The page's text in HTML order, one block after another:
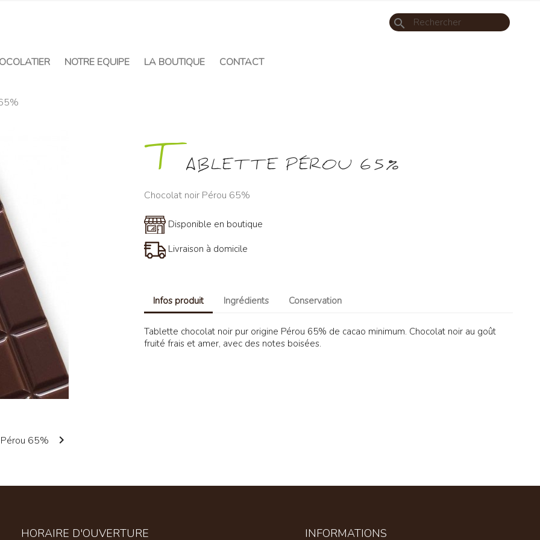
NOTRE EQUIPE LA BOUTIQUE CONTACT
search

T ABLETTE PÉROU 65%
Chocolat noir Pérou 65%
Disponible en boutique
Livraison à domicile
Infos produit Ingrédients Conservation
Tablette chocolat noir pur origine Pérou 65% de cacao minimum. Chocolat noir au goût
fruité frais et amer, avec des notes boisées.
HORAIRE D'OUVERTURE INFORMATIONS